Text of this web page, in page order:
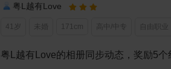
粤L越有Love   
41岁 171cm 高中/中专 自由职业
粤L越有Love的相册同步动态，奖励5个